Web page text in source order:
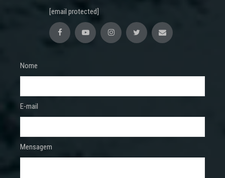
[email protected]
Nome
E-mail
Mensagem